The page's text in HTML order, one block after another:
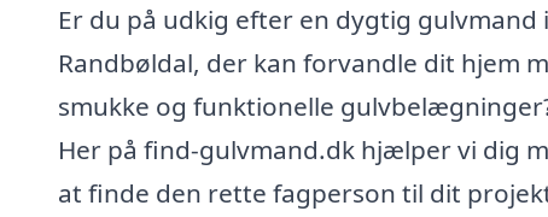
Er du på udkig efter en dygtig gulvmand i
Randbøldal, der kan forvandle dit hjem
smukke og funktionelle
Her på find-gulvmand.dk hjælper vi dig
at finde den rette fagperson til dit